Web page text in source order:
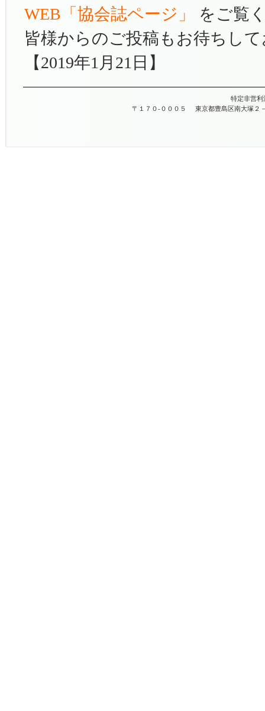
WEB「協会誌ページ」
をご覧
皆様からのご投稿もお待ちし
【2019年1月21日】
特定非営利
〒１７０-０００５
東京都豊島区南大塚２